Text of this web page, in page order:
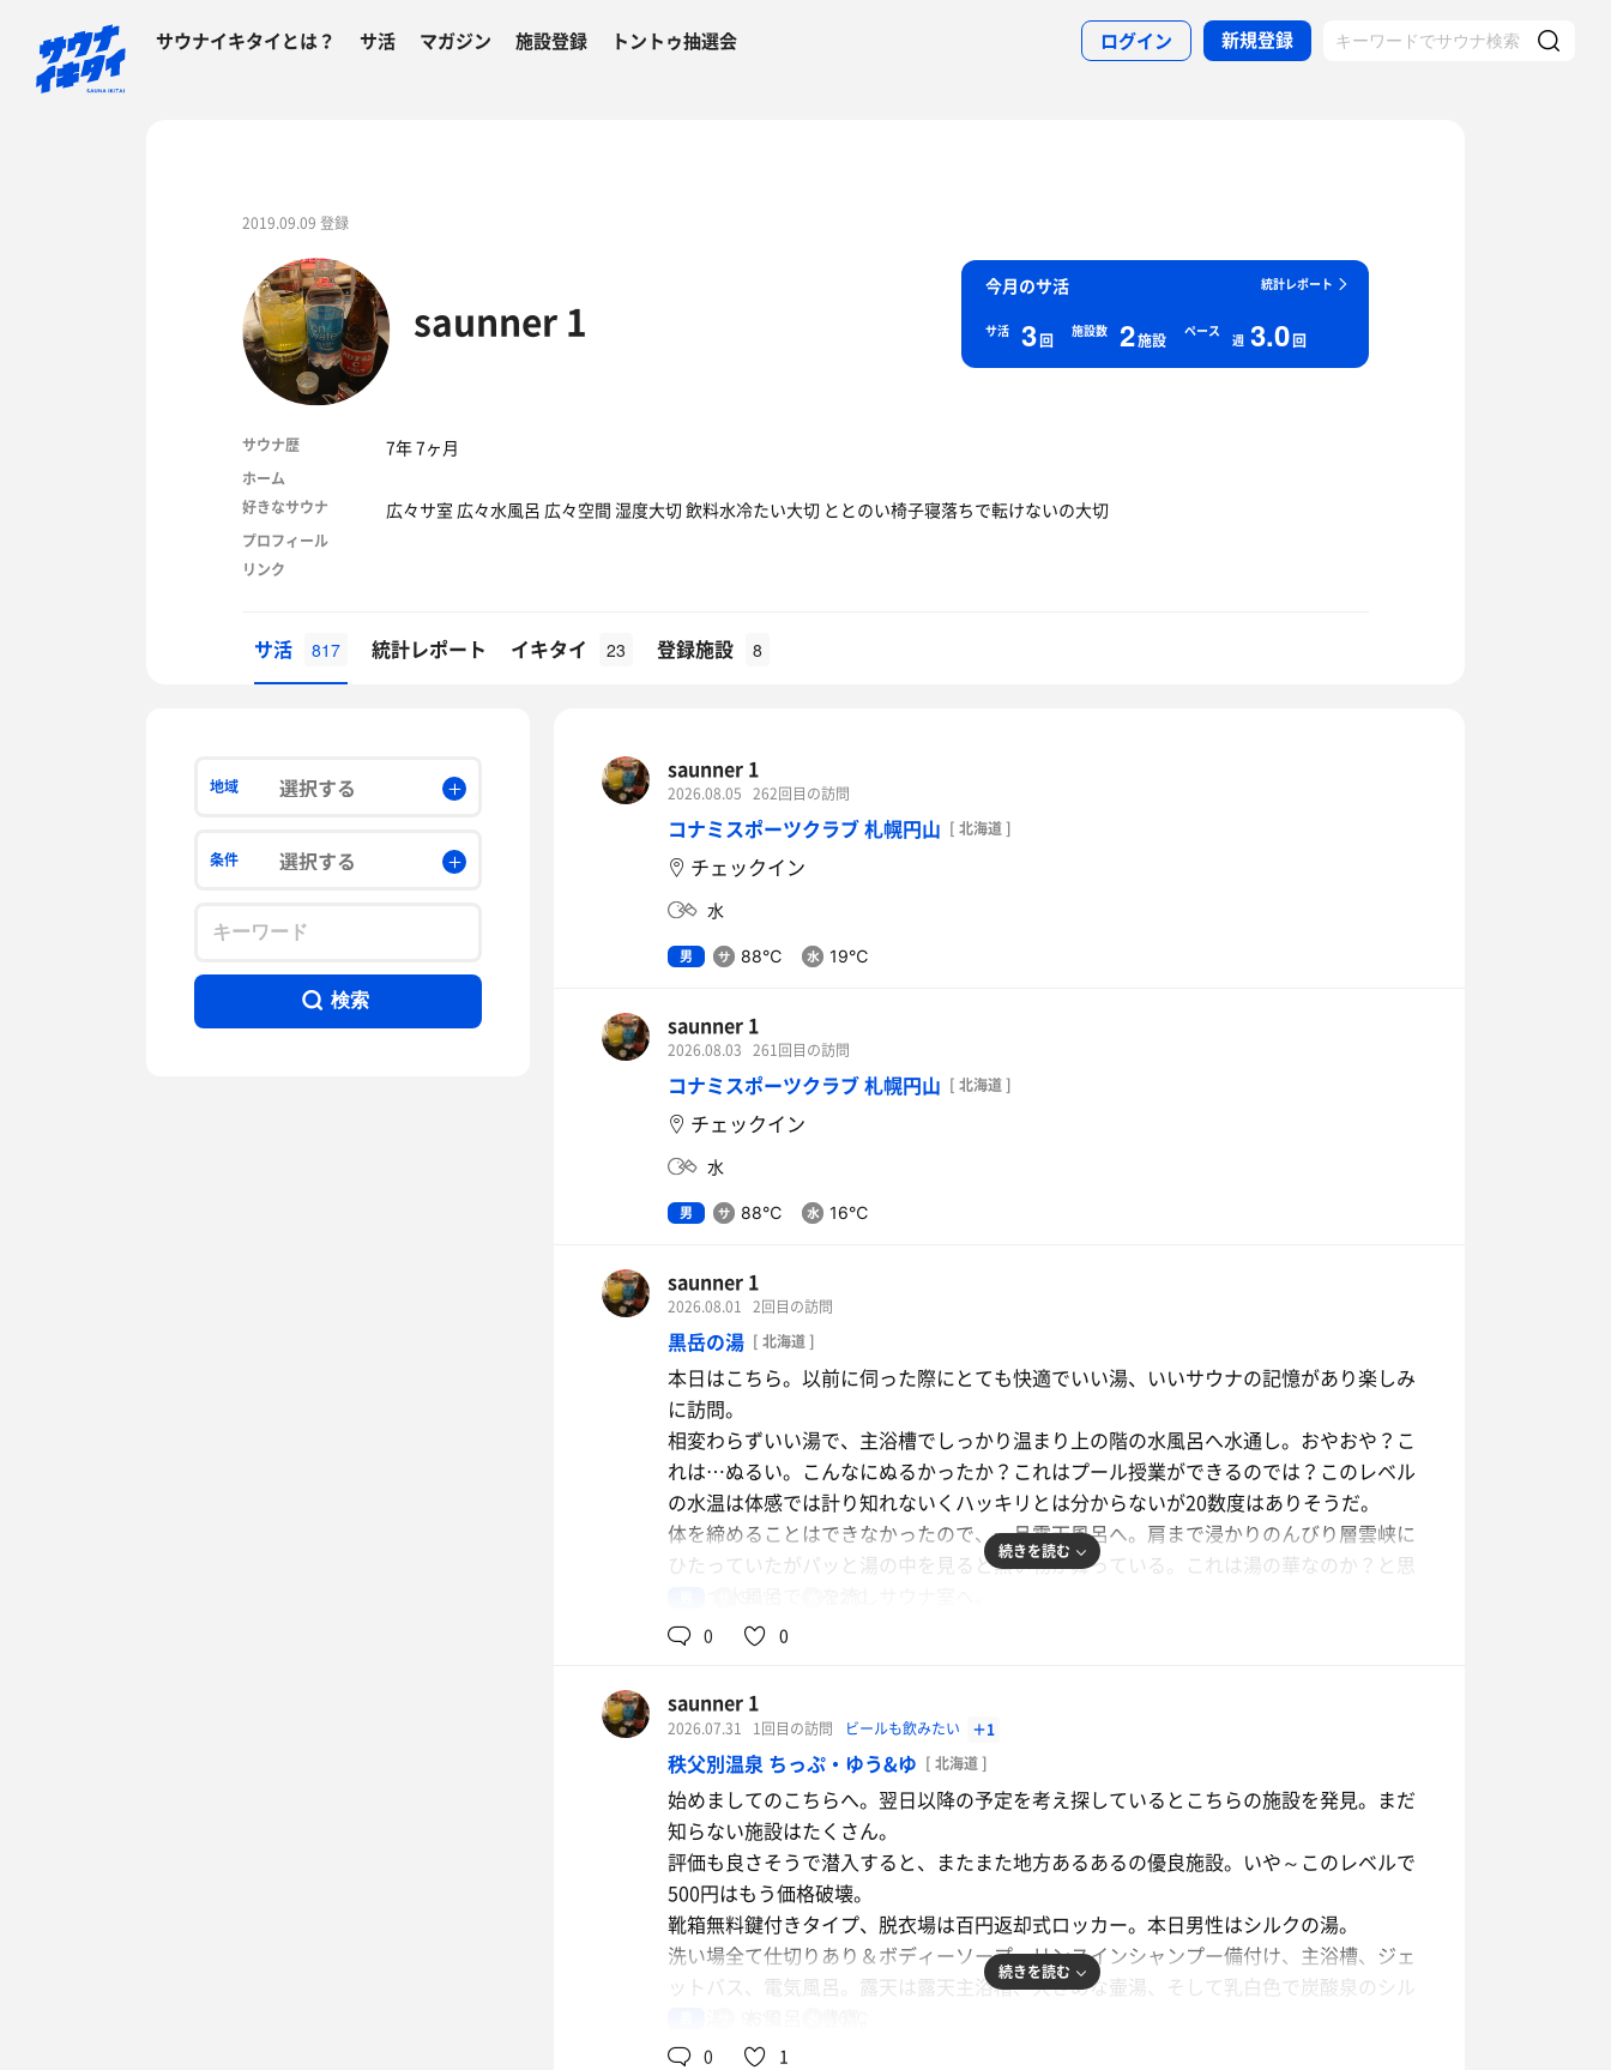
サウナイキタイとは？ サ活 マガジン 施設登録 トントゥ抽選会 ログイン 新規登録
2019.09.09 登録
saunner 1
統計レポート
今月のサ活
サ活 3回 施設数 2施設 ペース
週 3.0回
サウナ歴 7年 7ヶ月
ホーム
好きなサウナ
広々サ室 広々水風呂 広々空間 湿度大切 飲料水冷たい大切 ととのい椅子寝落ちで転けないの大切
プロフィール
リンク
サ活 817 統計レポート イキタイ 23 登録施設 8
地域 選択する
条件 選択する
検索
saunner 1
2026.08.05 262回目の訪問
コナミスポーツクラブ 札幌円山 [ 北海道 ]
チェックイン
水
男 88℃ 19℃
saunner 1
2026.08.03 261回目の訪問
コナミスポーツクラブ 札幌円山 [ 北海道 ]
チェックイン
水
男 88℃ 16℃
saunner 1
2026.08.01 2回目の訪問
黒岳の湯 [ 北海道 ]
本日はこちら。以前に伺った際にとても快適でいい湯、いいサウナの記憶があり楽しみ
に訪問。
相変わらずいい湯で、主浴槽でしっかり温まり上の階の水風呂へ水通し。おやおや？こ
れは…ぬるい。こんなにぬるかったか？これはプール授業ができるのでは？このレベル
の水温は体感では計り知れないくハッキリとは分からないが20数度はありそうだ。
体を締めることはできなかったので、一旦露天風呂へ。肩まで浸かりのんびり層雲峡に
ひたっていたがパッと湯の中を見ると黒い物が舞っている。これは湯の華なのか？と思
うんうん、サウナは記憶通り。熱めで湿度もそこそこ。水風呂とのバランスが悪いのが
なるでしょう。知らんけど…
ノンアルコールビール
続きを読む
0 0
saunner 1
2026.07.31 1回目の訪問 ビールも飲みたい ＋1
秩父別温泉 ちっぷ・ゆう&ゆ [ 北海道 ]
始めましてのこちらへ。翌日以降の予定を考え探しているとこちらの施設を発見。まだ
知らない施設はたくさん。
評価も良さそうで潜入すると、またまた地方あるあるの優良施設。いや～このレベルで
500円はもう価格破壊。
靴箱無料鍵付きタイプ、脱衣場は百円返却式ロッカー。本日男性はシルクの湯。
洗い場全て仕切りあり＆ボディーソープ、リンスインシャンプー備付け、主浴槽、ジェ
ットバス、電気風呂。露天は露天主浴槽、大きめな壷湯、そして乳白色で炭酸泉のシル
サウナ室は3段仕様で最上段は温度計100℃ほど、温度計の高さと最上段が同じくらい
続きを読む
0 1